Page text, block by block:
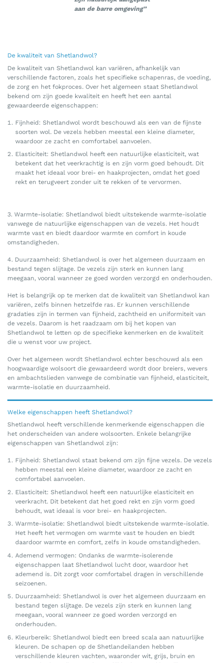
aan de barre omgeving”
De kwaliteit van Shetlandwol?
De kwaliteit van Shetlandwol kan variëren, afhankelijk van
verschillende factoren, zoals het specifieke schapenras, de voeding,
de zorg en het fokproces. Over het algemeen staat Shetlandwol
bekend om zijn goede kwaliteit en heeft het een aantal
gewaardeerde eigenschappen:
Fijnheid: Shetlandwol wordt beschouwd als een van de fijnste
soorten wol. De vezels hebben meestal een kleine diameter,
waardoor ze zacht en comfortabel aanvoelen.
Elasticiteit: Shetlandwol heeft een natuurlijke elasticiteit, wat
betekent dat het veerkrachtig is en zijn vorm goed behoudt. Dit
maakt het ideaal voor brei- en haakprojecten, omdat het goed
rekt en terugveert zonder uit te rekken of te vervormen.
3. Warmte-isolatie: Shetlandwol biedt uitstekende warmte-isolatie
vanwege de natuurlijke eigenschappen van de vezels. Het houdt
warmte vast en biedt daardoor warmte en comfort in koude
omstandigheden.
4. Duurzaamheid: Shetlandwol is over het algemeen duurzaam en
bestand tegen slijtage. De vezels zijn sterk en kunnen lang
meegaan, vooral wanneer ze goed worden verzorgd en onderhouden.
Het is belangrijk op te merken dat de kwaliteit van Shetlandwol kan
variëren, zelfs binnen hetzelfde ras. Er kunnen verschillende
gradaties zijn in termen van fijnheid, zachtheid en uniformiteit van
de vezels. Daarom is het raadzaam om bij het kopen van
Shetlandwol te letten op de specifieke kenmerken en de kwaliteit
die u wenst voor uw project.
Over het algemeen wordt Shetlandwol echter beschouwd als een
hoogwaardige wolsoort die gewaardeerd wordt door breiers, wevers
en ambachtslieden vanwege de combinatie van fijnheid, elasticiteit,
warmte-isolatie en duurzaamheid.
Welke eigenschappen heeft Shetlandwol?
Shetlandwol heeft verschillende kenmerkende eigenschappen die
het onderscheiden van andere wolsoorten. Enkele belangrijke
eigenschappen van Shetlandwol zijn:
Fijnheid: Shetlandwol staat bekend om zijn fijne vezels. De vezels
hebben meestal een kleine diameter, waardoor ze zacht en
comfortabel aanvoelen.
Elasticiteit: Shetlandwol heeft een natuurlijke elasticiteit en
veerkracht. Dit betekent dat het goed rekt en zijn vorm goed
behoudt, wat ideaal is voor brei- en haakprojecten.
Warmte-isolatie: Shetlandwol biedt uitstekende warmte-isolatie.
Het heeft het vermogen om warmte vast te houden en biedt
daardoor warmte en comfort, zelfs in koude omstandigheden.
Ademend vermogen: Ondanks de warmte-isolerende
eigenschappen laat Shetlandwol lucht door, waardoor het
ademend is. Dit zorgt voor comfortabel dragen in verschillende
seizoenen.
Duurzaamheid: Shetlandwol is over het algemeen duurzaam en
bestand tegen slijtage. De vezels zijn sterk en kunnen lang
meegaan, vooral wanneer ze goed worden verzorgd en
onderhouden.
Kleurbereik: Shetlandwol biedt een breed scala aan natuurlijke
kleuren. De schapen op de Shetlandeilanden hebben
verschillende kleuren vachten, waaronder wit, grijs, bruin en